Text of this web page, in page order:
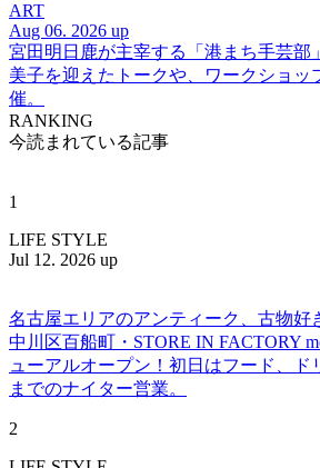
ART
Aug 06. 2026 up
宮田明日鹿が主宰する「港まち手芸部
美子を迎えたトークや、ワークショッ
催。
RANKING
今読まれている記事
1
LIFE STYLE
Jul 12. 2026 up
名古屋エリアのアンティーク、古物好
中川区百船町・STORE IN FACTORY
ューアルオープン！初日はフード、ド
までのナイター営業。
2